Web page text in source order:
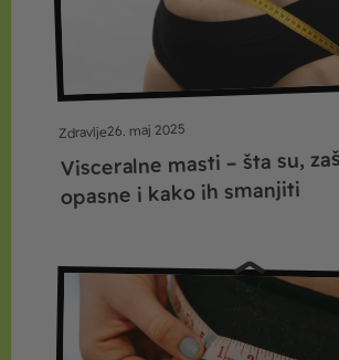
Zdravlje26. maj 2025
Visceralne masti – šta su,
opasne i kako ih smanjiti